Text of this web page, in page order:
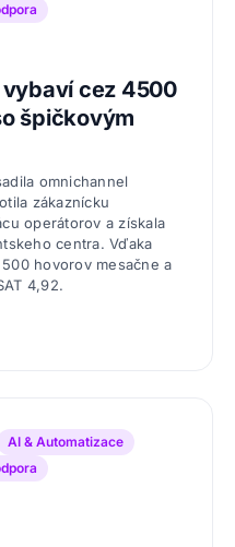
vybaví cez 4500
špičkovým
omnichannel
zákaznícku
operátorov a získala
centra. Vďaka
hovorov mesačne a
4,92.
AI & Automatizace